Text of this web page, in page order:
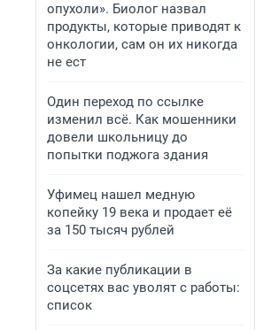
опухоли». Биолог назвал
продукты, которые приводят к
онкологии, сам он их никогда
не ест
Один переход по ссылке
изменил всё. Как мошенники
довели школьницу до
попытки поджога здания
Уфимец нашел медную
копейку 19 века и продает её
за 150 тысяч рублей
За какие публикации в
соцсетях вас уволят с работы:
список